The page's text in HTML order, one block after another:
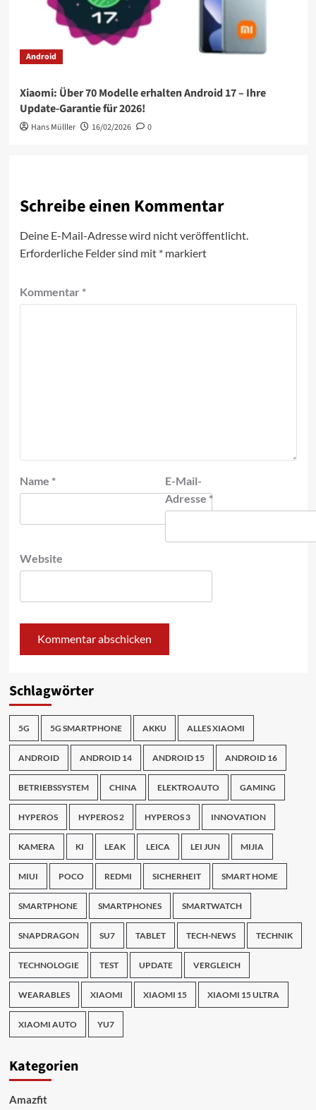
Android
Xiaomi: Über 70 Modelle erhalten Android 17 – Ihre
Update-Garantie für 2026!
Hans Mülller 16/02/2026 0
Schreibe einen Kommentar
Deine E-Mail-Adresse wird nicht veröffentlicht.
Erforderliche Felder sind mit *markiert
Kommentar *
Name *
E-Mail-
Adresse*
Website
Schlagwörter
5G 5G SMARTPHONE AKKU ALLES XIAOMI
ANDROID ANDROID 14 ANDROID 15 ANDROID 16
BETRIEBSSYSTEM CHINA ELEKTROAUTO GAMING
HYPEROS HYPEROS 2 HYPEROS 3 INNOVATION
KAMERA KI LEAK LEICA LEI JUN MIJIA
MIUI POCO REDMI SICHERHEIT SMART HOME
SMARTPHONE SMARTPHONES SMARTWATCH
SNAPDRAGON SU7 TABLET TECH-NEWS TECHNIK
TECHNOLOGIE TEST UPDATE VERGLEICH
WEARABLES XIAOMI XIAOMI 15 XIAOMI 15 ULTRA
XIAOMI AUTO YU7
Kategorien
Amazfit